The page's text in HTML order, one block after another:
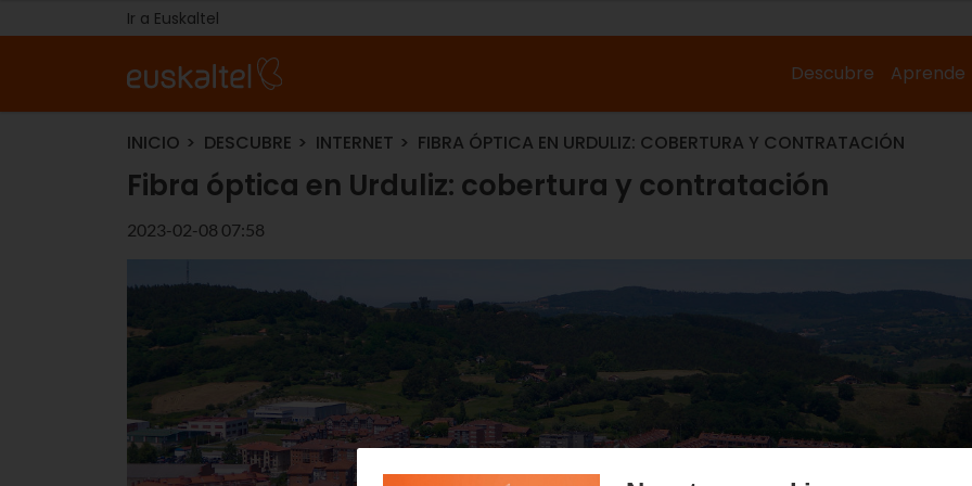
Ir a Euskaltel
Descubre Aprende
INICIO DESCUBRE INTERNET FIBRA ÓPTICA EN URDULIZ: COBERTURA Y CONTRATACIÓN
Fibra óptica en Urduliz: cobertura y contratación
2023-02-08 07:58